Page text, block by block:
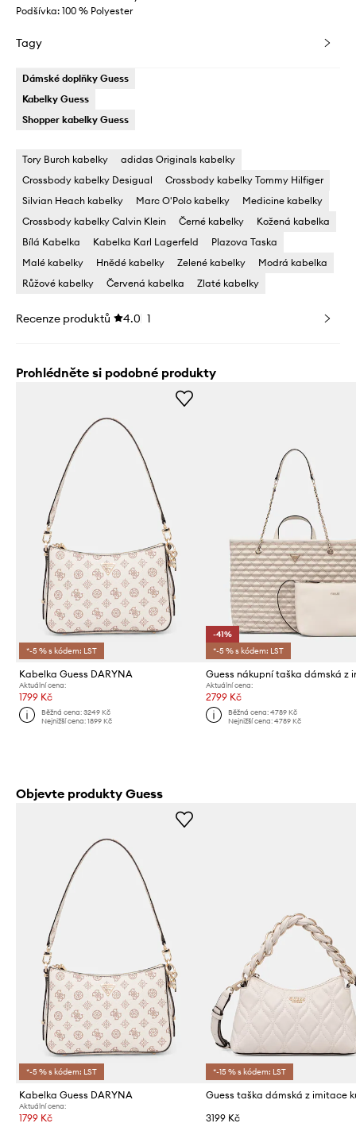
Podšívka: 100 % Polyester
Tagy
Dámské doplňky Guess
Kabelky Guess
Shopper kabelky Guess
Tory Burch kabelky
adidas Originals kabelky
Crossbody kabelky Desigual
Crossbody kabelky Tommy Hilfiger
Silvian Heach kabelky
Marc O'Polo kabelky
Medicine kabelky
Crossbody kabelky Calvin Klein
Černé kabelky
Kožená kabelka
Bílá Kabelka
Kabelka Karl Lagerfeld
Plazova Taska
Malé kabelky
Hnědé kabelky Zelené kabelky
Modrá kabelka
Růžové kabelky
Červená kabelka Zlaté kabelky
Recenze produktů 4.0 1
Prohlédněte si podobné produkty
*-5 % s kódem: LST
Kabelka Guess DARYNA
Aktuální cena:
1799 Kč
Běžná cena:3249 Kč
Nejnižší cena:1899 Kč
-41%
*-5 % s kódem: LST
Aktuální cena:
2799 Kč
Běžná cena: 4789 Kč
Nejnižší cena: 4789 Kč
Objevte produkty Guess
*-5 % s kódem: LST
Kabelka Guess DARYNA
Aktuální cena:
1799 Kč
*-15 % s kódem: LST
3199 Kč